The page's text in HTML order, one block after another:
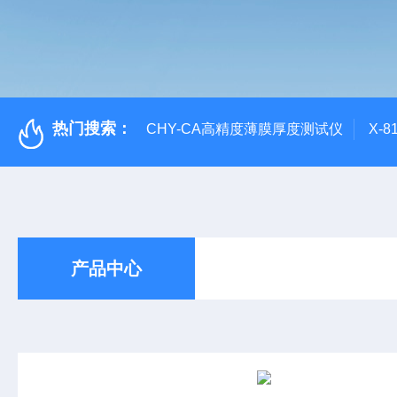
热门搜索： CHY-CA高精度薄膜厚度测试仪 X-
产品中心